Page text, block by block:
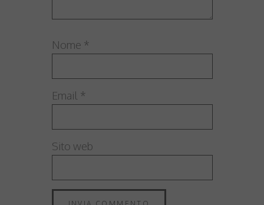
Nome *
Email *
Sito web